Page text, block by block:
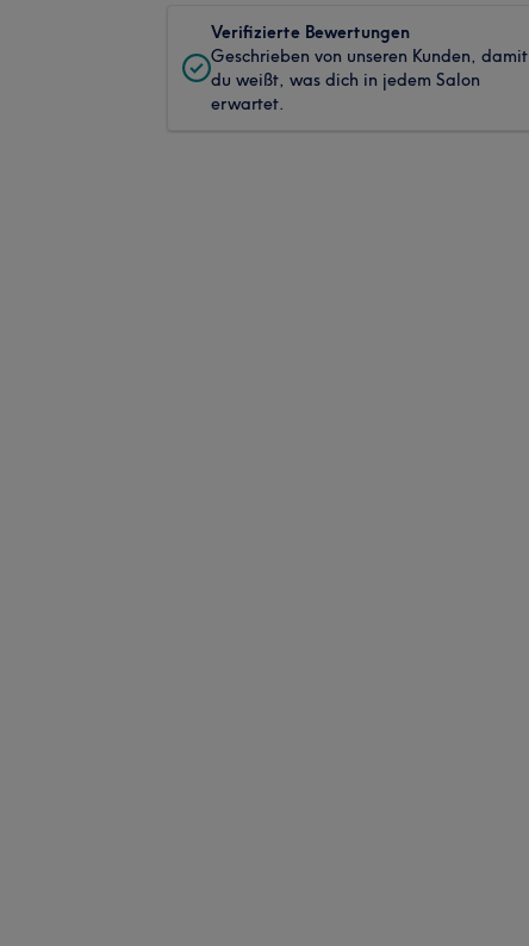
Verifizierte Bewertungen
Geschrieben von unseren Kunden, damit
du weißt, was dich in jedem Salon
erwartet.